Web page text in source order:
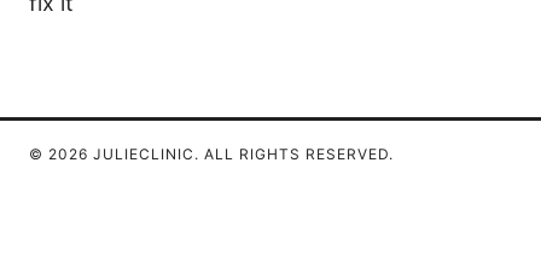
© 2026 JULIECLINIC. ALL RIGHTS RESERVED.